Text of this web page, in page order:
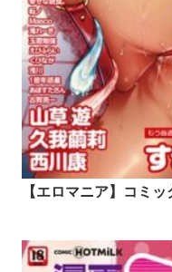
【エロマニア】コミ